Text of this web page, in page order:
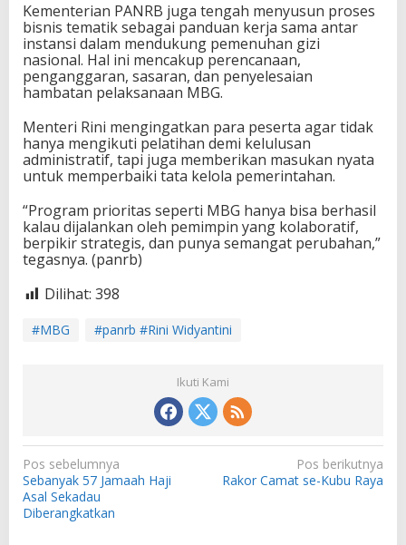
Kementerian PANRB juga tengah menyusun proses
bisnis tematik sebagai panduan kerja sama antar
instansi dalam mendukung pemenuhan gizi
nasional. Hal ini mencakup perencanaan,
penganggaran, sasaran, dan penyelesaian
hambatan pelaksanaan MBG.
Menteri Rini mengingatkan para peserta agar tidak
hanya mengikuti pelatihan demi kelulusan
administratif, tapi juga memberikan masukan nyata
untuk memperbaiki tata kelola pemerintahan.
“Program prioritas seperti MBG hanya bisa berhasil
kalau dijalankan oleh pemimpin yang kolaboratif,
berpikir strategis, dan punya semangat perubahan,”
tegasnya. (panrb)
Dilihat: 398
#MBG #panrb #Rini Widyantini
Ikuti Kami
N
a
v
Pos sebelumnya
Sebanyak 57 Jamaah Haji
Asal Sekadau
Diberangkatkan
Pos berikutnya
Rakor Camat se-Kubu Raya